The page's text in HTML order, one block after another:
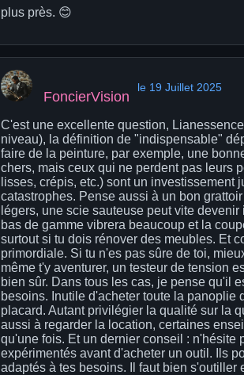
plus près. 😊
FoncierVision
le 19 Juillet 2025
C'est une excellente question,
niveau), la définition de "indispensable"
faire de la peinture, par exemple, une
chers, mais ceux qui ne perdent pas leurs
lisses, crépis, etc.) sont un
catastrophes. Pense aussi à un bon
légers, une scie sauteuse peut vite
bas de gamme vibrera beaucoup et la
surtout si tu dois rénover des meubles. Et
primordiale. Si tu n'es pas sûre de toi,
même t'y aventurer, un testeur de tension
bien sûr. Dans tous les cas, je pense qu'il
besoins. Inutile d'acheter toute la panoplie
placard. Autant privilégier la qualité sur la
aussi à regarder la location, certaines
qu'une fois. Et un dernier conseil :
expérimentés avant d'acheter un outil. Ils
adaptés à tes besoins. Il faut bien s'outiller